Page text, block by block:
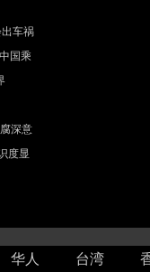
车祸
国乘
深意
度显
华人 台湾